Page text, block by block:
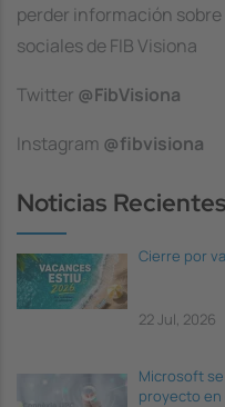
perder información
sociales de FIB Visiona
Twitter @FibVisiona
Instagram @fibvisiona
Noticias Recientes
Cierre por
22 Jul, 2026
Microsoft
proyecto en